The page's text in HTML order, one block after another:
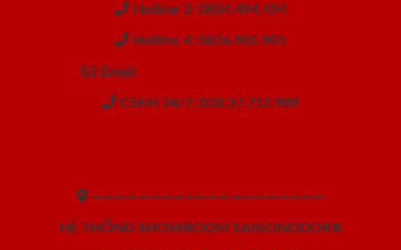
Hotline 3: 0834.494.494
Hotline 4: 0826.901.901
Email:
CSKH 24/7: 028.37.712.989
————————————————————
HỆ THỐNG SHOWROOM SAIGONDOOR®